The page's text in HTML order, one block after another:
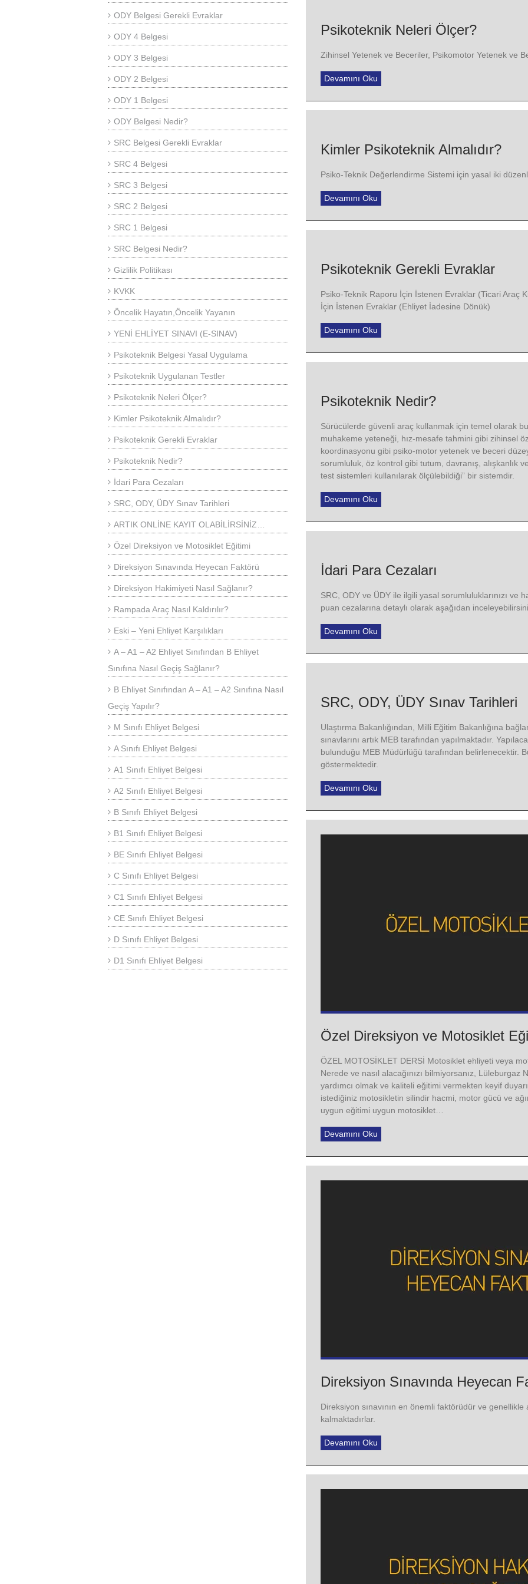
Psikoteknik Neleri Ölçer?
Zihinsel Yetenek ve Beceriler, Psikomotor Yetenek ve
Devamını Oku
Kimler Psikoteknik Almalıdır?
Psiko-Teknik Değerlendirme Sistemi için yasal iki
Devamını Oku
Psikoteknik Gerekli Evraklar
Psiko-Teknik Raporu İçin İstenen Evraklar (Ticari Araç
İçin İstenen Evraklar (Ehliyet İadesine Dönük)
Devamını Oku
Psikoteknik Nedir?
Sürücülerde güvenli araç kullanmak için temel olarak
muhakeme yeteneği, hız-mesafe tahmini gibi zihinsel
koordinasyonu gibi psiko-motor yetenek ve beceri
sorumluluk, öz kontrol gibi tutum, davranış, alışkanlık
test sistemleri kullanılarak ölçülebildiği” bir sistemdir.
Devamını Oku
İdari Para Cezaları
SRC, ODY ve ÜDY ile ilgili yasal sorumluluklarınızı ve
puan cezalarına detaylı olarak aşağıdan
Devamını Oku
SRC, ODY, ÜDY Sınav Tarihleri
Ulaştırma Bakanlığından, Milli Eğitim Bakanlığına
sınavlarını artık MEB tarafından yapılmaktadır.
bulunduğu MEB Müdürlüğü tarafından belirlenecektir.
göstermektedir.
Devamını Oku
Özel Direksiyon ve Motosiklet
ÖZEL MOTOSİKLET DERSİ Motosiklet ehliyeti veya
Nerede ve nasıl alacağınızı bilmiyorsanız,
yardımcı olmak ve kaliteli eğitimi vermekten keyif
istediğiniz motosikletin silindir hacmi, motor gücü ve
uygun eğitimi uygun motosiklet…
Devamını Oku
Direksiyon Sınavında Heyecan
Direksiyon sınavının en önemli faktörüdür ve
kalmaktadırlar.
Devamını Oku
ODY Belgesi Gerekli Evraklar
ODY 4 Belgesi
ODY 3 Belgesi
ODY 2 Belgesi
ODY 1 Belgesi
ODY Belgesi Nedir?
SRC Belgesi Gerekli Evraklar
SRC 4 Belgesi
SRC 3 Belgesi
SRC 2 Belgesi
SRC 1 Belgesi
SRC Belgesi Nedir?
Gizlilik Politikası
KVKK
Öncelik Hayatın,Öncelik Yayanın
YENİ EHLİYET SINAVI (E-SINAV)
Psikoteknik Belgesi Yasal Uygulama
Psikoteknik Uygulanan Testler
Psikoteknik Neleri Ölçer?
Kimler Psikoteknik Almalıdır?
Psikoteknik Gerekli Evraklar
Psikoteknik Nedir?
İdari Para Cezaları
SRC, ODY, ÜDY Sınav Tarihleri
ARTIK ONLİNE KAYIT OLABİLİRSİNİZ…
Özel Direksiyon ve Motosiklet Eğitimi
Direksiyon Sınavında Heyecan Faktörü
Direksiyon Hakimiyeti Nasıl Sağlanır?
Rampada Araç Nasıl Kaldırılır?
Eski – Yeni Ehliyet Karşılıkları
A – A1 – A2 Ehliyet Sınıfından B Ehliyet
Sınıfına Nasıl Geçiş Sağlanır?
B Ehliyet Sınıfından A – A1 – A2 Sınıfına Nasıl
Geçiş Yapılır?
M Sınıfı Ehliyet Belgesi
A Sınıfı Ehliyet Belgesi
A1 Sınıfı Ehliyet Belgesi
A2 Sınıfı Ehliyet Belgesi
B Sınıfı Ehliyet Belgesi
B1 Sınıfı Ehliyet Belgesi
BE Sınıfı Ehliyet Belgesi
C Sınıfı Ehliyet Belgesi
C1 Sınıfı Ehliyet Belgesi
CE Sınıfı Ehliyet Belgesi
D Sınıfı Ehliyet Belgesi
D1 Sınıfı Ehliyet Belgesi